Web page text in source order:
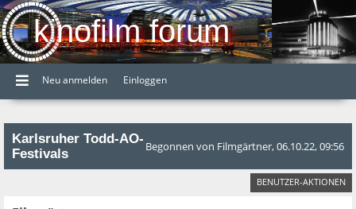
kinofilm forum
Neu anmelden Einloggen
Karlsruher Todd-AO-
Festivals
Begonnen von Filmgärtner, 06.10.22, 09:56
BENUTZER-AKTIONEN